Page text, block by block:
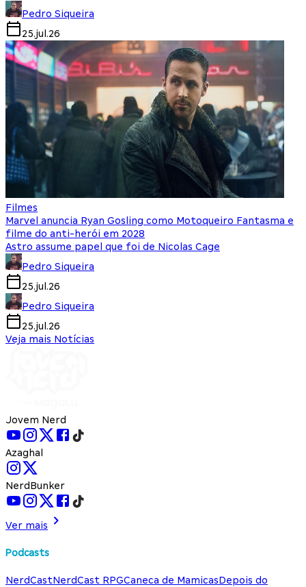
Pedro Siqueira
25.jul.26
Filmes
Marvel anuncia Ryan Gosling como Motoqueiro Fantasma e
filme do anti-herói em 2028
Astro assume papel que foi de Nicolas Cage
Pedro Siqueira
25.jul.26
Pedro Siqueira
25.jul.26
Veja mais Notícias
Jovem Nerd
Azaghal
NerdBunker
Ver mais
Podcasts
NerdCastNerdCast RPGCaneca de MamicasDepois do